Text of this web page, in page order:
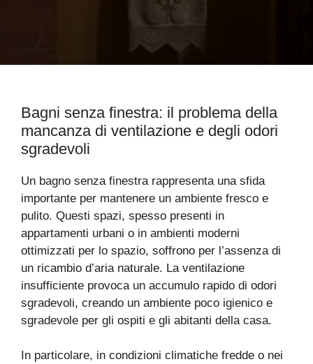
Bagni senza finestra: il problema della
mancanza di ventilazione e degli odori
sgradevoli
Un bagno senza finestra rappresenta una sfida
importante per mantenere un ambiente fresco e
pulito. Questi spazi, spesso presenti in
appartamenti urbani o in ambienti moderni
ottimizzati per lo spazio, soffrono per l’assenza di
un ricambio d’aria naturale. La ventilazione
insufficiente provoca un accumulo rapido di odori
sgradevoli, creando un ambiente poco igienico e
sgradevole per gli ospiti e gli abitanti della casa.
In particolare, in condizioni climatiche fredde o nei